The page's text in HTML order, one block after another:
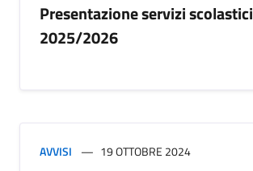
Presentazione servizi scolastici
2025/2026
AVVISI 19 OTTOBRE 2024